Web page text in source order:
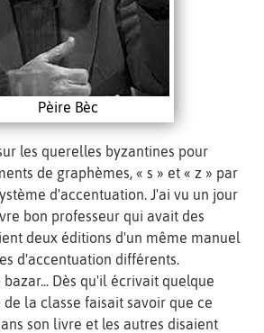
Pèire Bèc
les querelles byzantines pour
de graphèmes, « s » et « z » par
d'accentuation. J'ai vu un jour
bon professeur qui avait des
deux éditions d'un même manuel
d'accentuation différents.
Dès qu'il écrivait quelque
la classe faisait savoir que ce
son livre et les autres disaient